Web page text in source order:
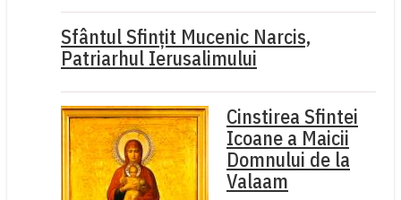
Sfântul Sfinţit Mucenic Narcis,
Patriarhul Ierusalimului
Cinstirea Sfintei
Icoane a Maicii
Domnului de la
Valaam